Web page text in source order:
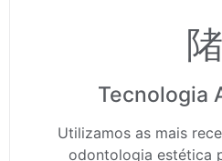
Tecnologia
Utilizamos as mais
odontologia estética